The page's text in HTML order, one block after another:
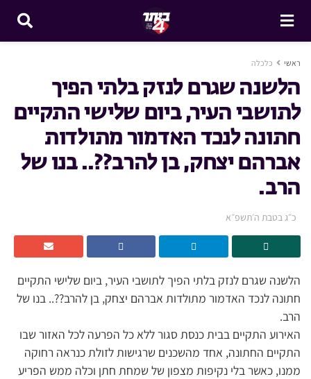
ראשי כלכלה
הלשנה שגרם לנזק בלתי הפיך
לתושבי העיר, ביום שלישי התקיים
חתונה לנכד האדמור מתולדות
אברהם יצחק, בן להרב??.. בנו של
הרב.
כ״ג בטבת ה׳תשפ״א
הלשנה שגרם לנזק בלתי הפיך לתושבי העיר, ביום שלישי התקיים
חתונה לנכד האדמור מתולדות אברהם יצחק, בן להרב??.. בנו של
הרב.
האירוע התקיים בבית כנסת סגור ללא כל הפרעה לכל האזור שבו
התקיים החתונה, אחד מהשכנים שרגישות לזולת כנראה רחוקה
ממנו, כאשר בלי נקיפות מצפון של שמחת חתן וכלה ממש הפריע